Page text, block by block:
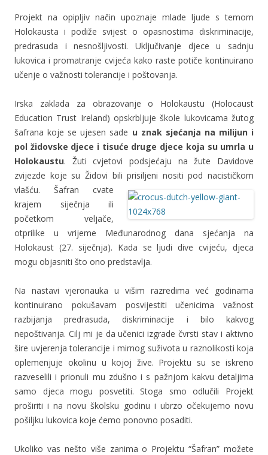
Projekt na opipljiv način upoznaje mlade ljude s temom
Holokausta i podiže svijest o opasnostima diskriminacije,
predrasuda i nesnošljivosti. Uključivanje djece u sadnju
lukovica i promatranje cvijeća kako raste potiče kontinuirano
učenje o važnosti tolerancije i poštovanja.
Irska zaklada za obrazovanje o Holokaustu (Holocaust
Education Trust Ireland) opskrbljuje škole lukovicama žutog
šafrana koje se ujesen sade u znak sjećanja na milijun i
pol židovske djece i tisuće druge djece koja su umrla u
Holokaustu. Žuti cvjetovi podsjećaju na žute Davidove
zvijezde koje su Židovi bili prisiljeni nositi pod nacističkom
vlašću. Šafran cvate
krajem siječnja ili
početkom veljače,
otprilike u vrijeme Međunarodnog dana sjećanja na
Holokaust (27. siječnja). Kada se ljudi dive cvijeću, djeca
mogu objasniti što ono predstavlja.
Na nastavi vjeronauka u višim razredima već godinama
kontinuirano pokušavam posvijestiti učenicima važnost
razbijanja predrasuda, diskriminacije i bilo kakvog
nepoštivanja. Cilj mi je da učenici izgrade čvrsti stav i aktivno
šire uvjerenja tolerancije i mirnog suživota u raznolikosti koja
oplemenjuje okolinu u kojoj žive. Projektu su se iskreno
razveselili i prionuli mu zdušno i s pažnjom kakvu detaljima
samo djeca mogu posvetiti. Stoga smo odlučili Projekt
proširiti i na novu školsku godinu i ubrzo očekujemo novu
pošiljku lukovica koje ćemo ponovno posaditi.
Ukoliko vas nešto više zanima o Projektu “Šafran” možete